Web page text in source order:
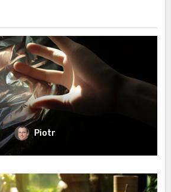
Piotr